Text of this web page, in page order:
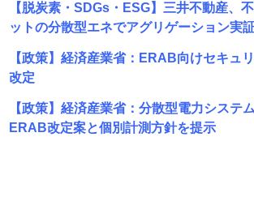
【脱炭素・SDGs・ESG】三井不動産、
ットの分散型エネでアグリゲーション実
【政策】経済産業省：ERAB向けセキュ
改定
【政策】経済産業省：分散型電力システ
ERAB改定案と個別計測方針を提示